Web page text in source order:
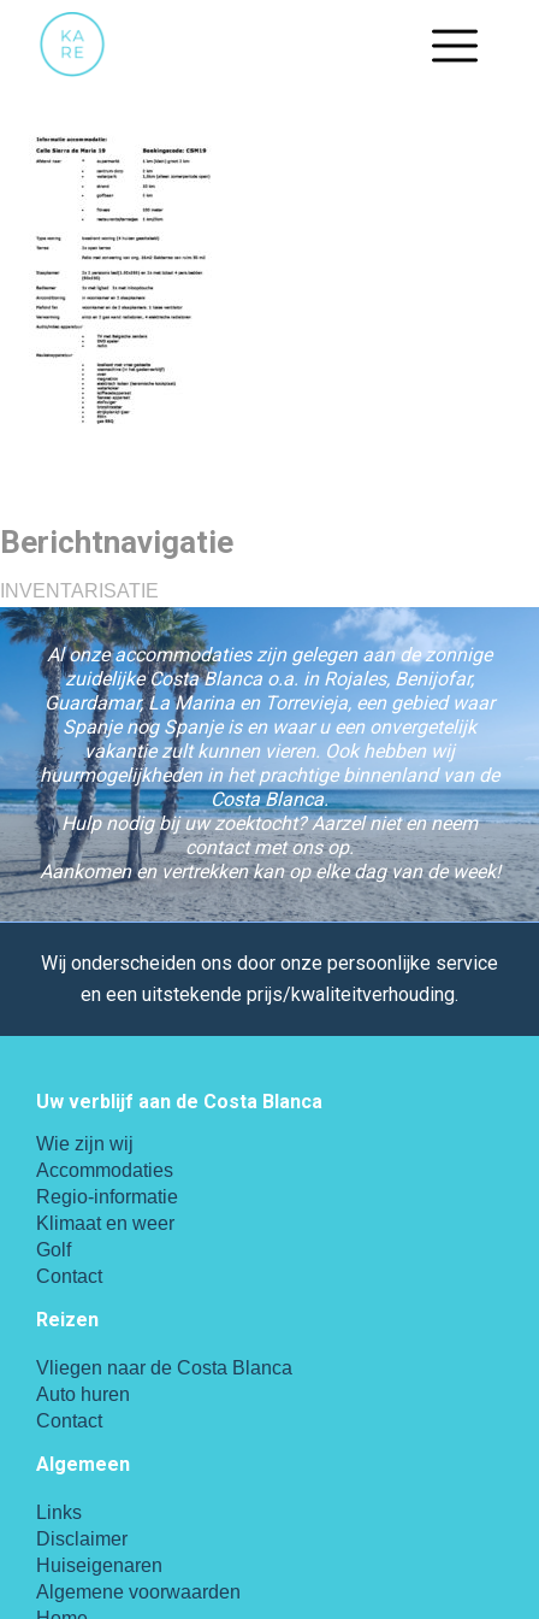
INVENTARISATIE
Berichtnavigatie
INVENTARISATIE
Al onze accommodaties zijn gelegen aan de zonnige
zuidelijke Costa Blanca o.a. in Rojales, Benijofar,
Guardamar, La Marina en Torrevieja, een gebied waar
Spanje nog Spanje is en waar u een onvergetelijk
vakantie zult kunnen vieren. Ook hebben wij
huurmogelijkheden in het prachtige binnenland van de
Costa Blanca.
Hulp nodig bij uw zoektocht? Aarzel niet en neem
contact met ons op.
Aankomen en vertrekken kan op elke dag van de week!
Wij onderscheiden ons door onze persoonlijke service
en een uitstekende prijs/kwaliteitverhouding.
Uw verblijf aan de Costa Blanca
Wie zijn wij
Accommodaties
Regio-informatie
Klimaat en weer
Golf
Contact
Reizen
Vliegen naar de Costa Blanca
Auto huren
Contact
Algemeen
Links
Disclaimer
Huiseigenaren
Algemene voorwaarden